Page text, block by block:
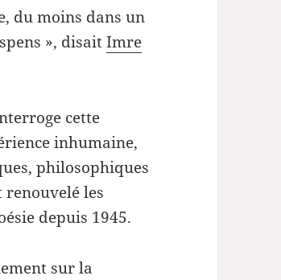
diminuer
le
augmenter
ou
volume.
du moins dans un
», disaitImre
cette
inhumaine,
philosophiques
les
depuis 1945.
sur la